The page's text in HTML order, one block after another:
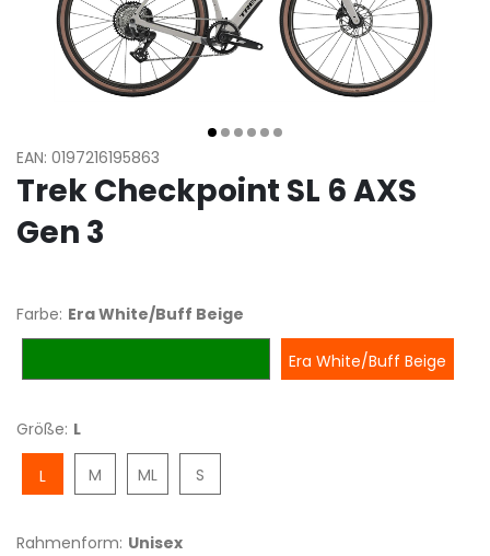
EAN: 0197216195863
Trek Checkpoint SL 6 AXS
Gen 3
Farbe: Era White/Buff Beige
Era White/Buff Beige
Größe: L
L M ML S
Rahmenform: Unisex